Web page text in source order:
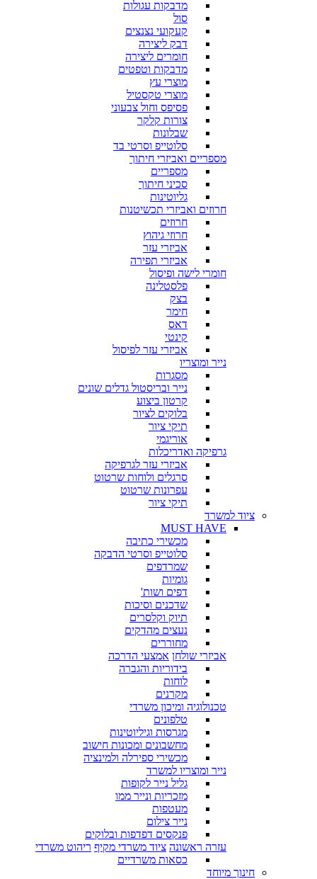
מדבקות עגולות
סול
קעקועי נצנצים
דבק ליצירה
חומרים ליצירה
מדבקות וטפטים
מוצרי עץ
מוצרי טקסטיל
פסיפס וחול צבעוני
צורות קלקר
שבלונות
סלוטייפ וסרטי בד
מספריים ואביזרי חיתוך
מספריים
סכיני חיתוך
גליוטינות
חרוזים ואביזרי תכשיטנות
חרוזים
חרוזי גיהוץ
אביזרי עזר
אביזרי תפירה
חומרי לישה ופיסול
פלסטלינה
בצק
חימר
דאס
קינטי
אביזרי עזר לפיסול
נייר ומוצריו
מסגרות
נייר ובריסטול גדלים שונים
קרטון ביצוע
בלוקים לציור
תיקי ציור
אוריגמי
גרפיקה ואדריכלות
אביזרי עזר לגרפיקה
סרגלים ולוחות שרטוט
עפרונות שרטוט
תיקי ציור
ציוד למשרד
MUST HAVE
מכשירי כתיבה
סלוטייפ וסרטי הדבקה
שמרדפים
גומיות
דפים ושות'
שדכנים וסיכות
תיוק וקלסרים
נעצים מהדקים
מחוררים
אביזרי שולחן אמצעי הדרכה
בידוריות והגברה
לוחות
מקרנים
טכנולוגיה ומיכון משרדי
טלפונים
מגרסות וגיליוטינות
מחשבונים ומכונות חישוב
מכשירי ספירלה ולמינציה
נייר ומוצריו למשרד
גליל נייר לקופות
מזכריות ונייר ממו
מעטפות
נייר צילום
פנקסים דפדפות ובלוקים
עזרה ראשונה ציוד משרדי מקיף ריהוט משרדי
כסאות משרדיים
חינוך מיוחד